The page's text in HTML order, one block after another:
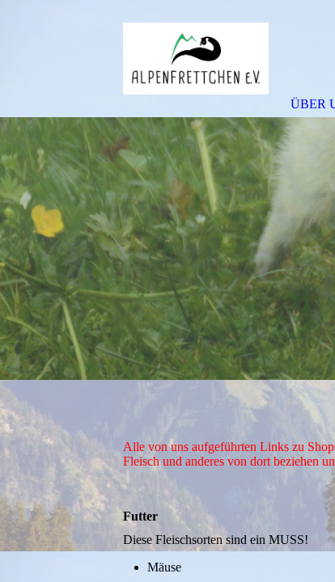
Alle von uns aufgeführten Links zu
Fleisch und anderes von dort beziehen
Futter
Diese Fleischsorten sind ein MUSS!
Mäuse
ÜBER